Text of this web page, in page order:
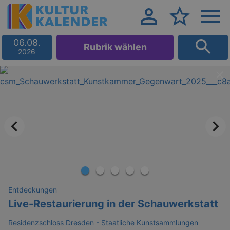
06.08.
2026 Rubrik wählen
Entdeckungen
Live-Restaurierung in der Schauwerkstatt
Residenzschloss Dresden - Staatliche Kunstsammlungen